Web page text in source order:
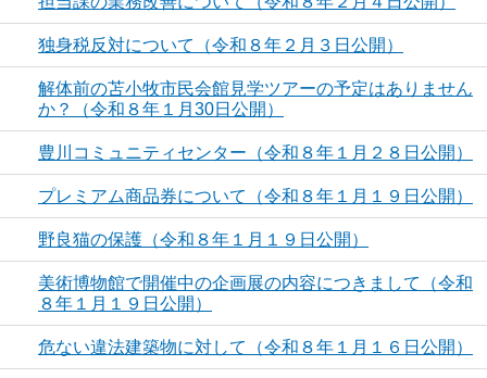
独身税反対について（令和８年２月３日公開）
解体前の苫小牧市民会館見学ツアーの予定はありません
か？（令和８年１月30日公開）
豊川コミュニティセンター（令和８年１月２８日公開）
プレミアム商品券について（令和８年１月１９日公開）
野良猫の保護（令和８年１月１９日公開）
美術博物館で開催中の企画展の内容につきまして（令和
８年１月１９日公開）
危ない違法建築物に対して（令和８年１月１６日公開）